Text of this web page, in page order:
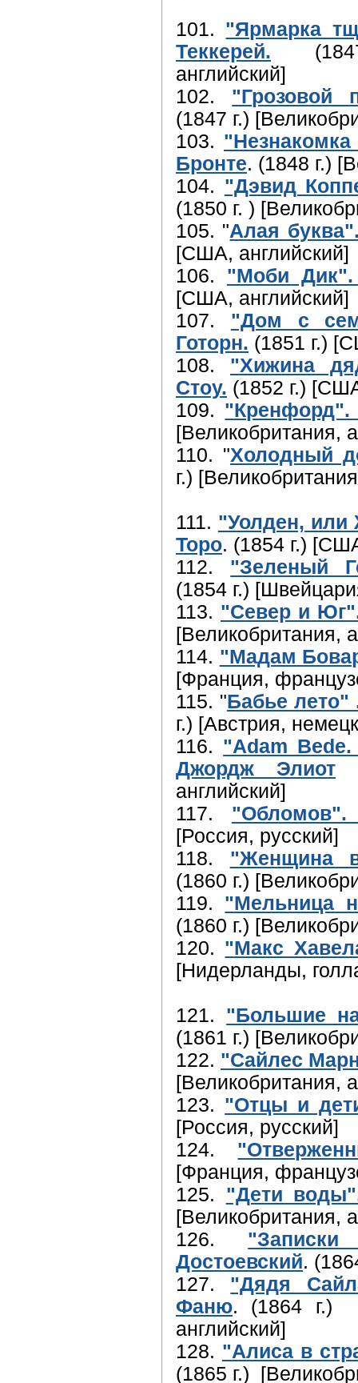
101. "Ярмарка
Теккерей.
английский]
102. "Грозовой
(1847 г.)
103.
Бронте. (1848 г.)
104. "Дэвид
(1850 г. )
105. "Алая
[США, английский]
106. "Моби
[США, английский]
107. "Дом с
Готорн. (1851 г.)
108. "Хижина
Стоу. (1852 г.)
109. "Кренфорд".
[Великобритания,
110. "Холодный
г.)
111. "Уолден, или
Торо. (1854 г.)
112. "Зеленый
(1854 г.)
113. "Север и
[Великобритания,
114. "Мадам
[Франция,
115. "Бабье
г.) [Австрия,
116. "Adam
Джордж Элиот
английский]
117. "Обломов".
[Россия, русский]
118. "Женщина
(1860 г.)
119. "Мельница
(1860 г.)
120. "Макс
[Нидерланды,
121. "Большие
(1861 г.)
122. "Сайлес
[Великобритания,
123. "Отцы и
[Россия, русский]
124.
[Франция,
125. "Дети
[Великобритания,
126.
Достоевский.
127. "Дядя
Фаню. (1864 г.)
английский]
128. "Алиса в
(1865 г.)